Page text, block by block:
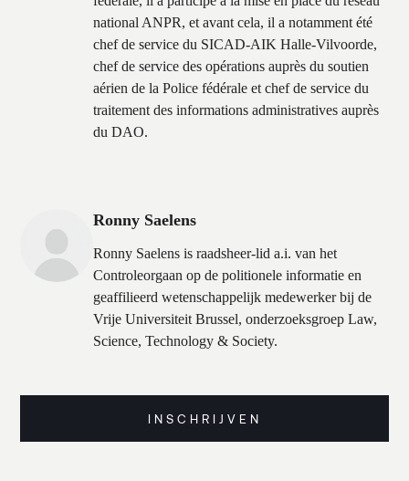
national ANPR, et avant cela, il a notamment été
chef de service du SICAD-AIK Halle-Vilvoorde,
chef de service des opérations auprès du soutien
aérien de la Police fédérale et chef de service du
traitement des informations administratives auprès
du DAO.
Ronny Saelens
Ronny Saelens is raadsheer-lid a.i. van het
Controleorgaan op de politionele informatie en
geaffilieerd wetenschappelijk medewerker bij de
Vrije Universiteit Brussel, onderzoeksgroep Law,
Science, Technology & Society.
INSCHRIJVEN